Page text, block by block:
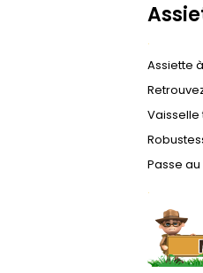
.
Assiette
Passe
.